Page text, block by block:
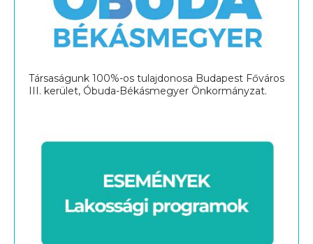
Társaságunk 100%-os tulajdonosa Budapest Főváros
III. kerület, Óbuda-Békásmegyer Önkormányzat.